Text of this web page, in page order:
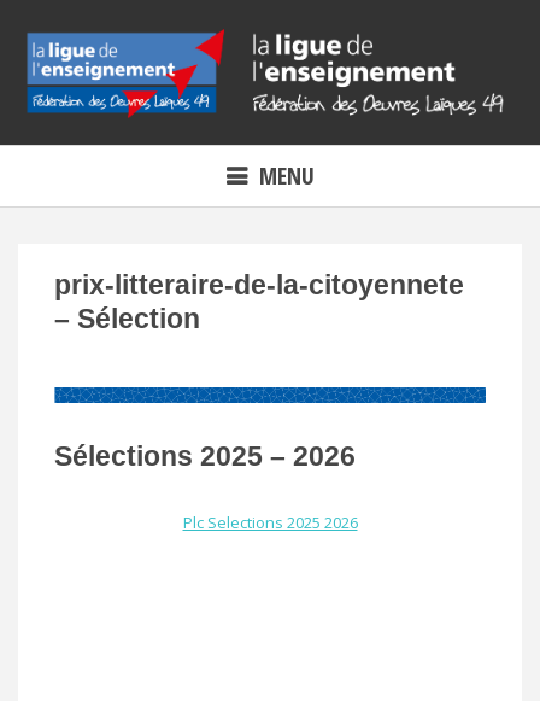
content
MENU
prix-litteraire-de-la-citoyennete
– Sélection
Sélections 2025 – 2026
Plc Selections 2025 2026